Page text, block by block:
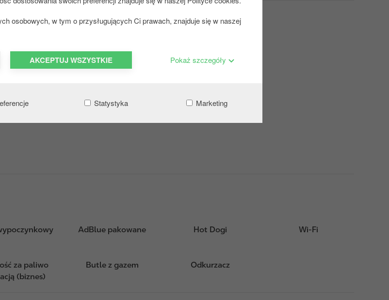
osobowych, w tym o przysługujących Ci prawach, znajduje się w naszej
AKCEPTUJ WSZYSTKIE Pokaż szczegóły
Statystyka Marketing
AdBlue pakowane Hot Dogi Wi-Fi
za paliwo
(biznes)
Butle z gazem Odkurzacz